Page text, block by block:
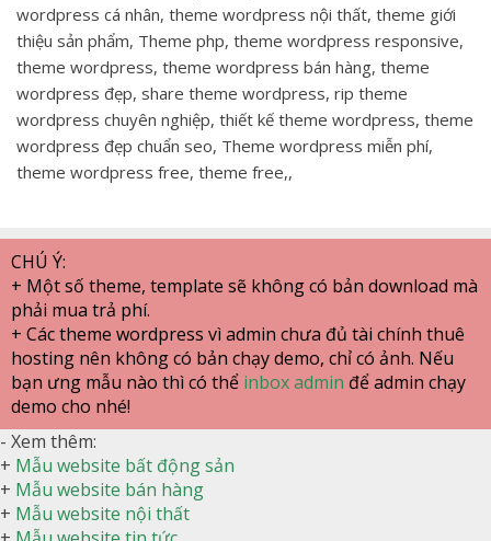
wordpress cá nhân, theme wordpress nội thất, theme giới
thiệu sản phẩm, Theme php, theme wordpress responsive,
theme wordpress, theme wordpress bán hàng, theme
wordpress đẹp, share theme wordpress, rip theme
wordpress chuyên nghiệp, thiết kế theme wordpress, theme
wordpress đẹp chuẩn seo, Theme wordpress miễn phí,
theme wordpress free, theme free,,
CHÚ Ý:
+ Một số theme, template sẽ không có bản download mà
phải mua trả phí.
+ Các theme wordpress vì admin chưa đủ tài chính thuê
hosting nên không có bản chạy demo, chỉ có ảnh. Nếu
bạn ưng mẫu nào thì có thể inbox admin để admin chạy
demo cho nhé!
- Xem thêm:
+ Mẫu website bất động sản
+ Mẫu website bán hàng
+ Mẫu website nội thất